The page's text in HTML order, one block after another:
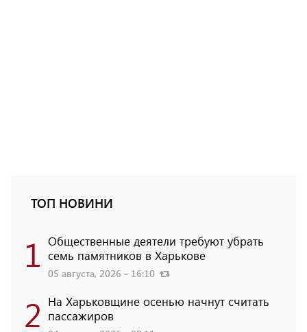
ТОП НОВИНИ
1 Общественные деятели требуют убрать
семь памятников в Харькове
05 августа, 2026 - 16:10
2 На Харьковщине осенью начнут считать
пассажиров